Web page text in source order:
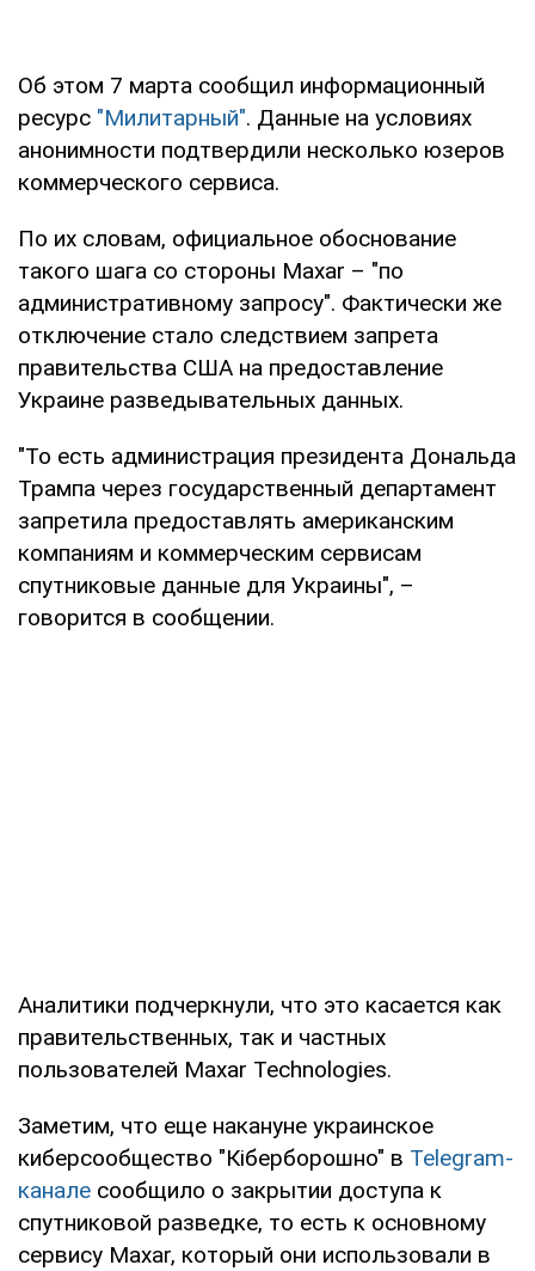
Об этом 7 марта сообщил информационный
ресурс "Милитарный". Данные на условиях
анонимности подтвердили несколько юзеров
коммерческого сервиса.
По их словам, официальное обоснование
такого шага со стороны Maxar – "по
административному запросу". Фактически же
отключение стало следствием запрета
правительства США на предоставление
Украине разведывательных данных.
"То есть администрация президента Дональда
Трампа через государственный департамент
запретила предоставлять американским
компаниям и коммерческим сервисам
спутниковые данные для Украины", –
говорится в сообщении.
Аналитики подчеркнули, что это касается как
правительственных, так и частных
пользователей Maxar Technologies.
Заметим, что еще накануне украинское
киберсообщество "Кіберборошно" в Telegram-
канале сообщило о закрытии доступа к
спутниковой разведке, то есть к основному
сервису Maxar, который они использовали в